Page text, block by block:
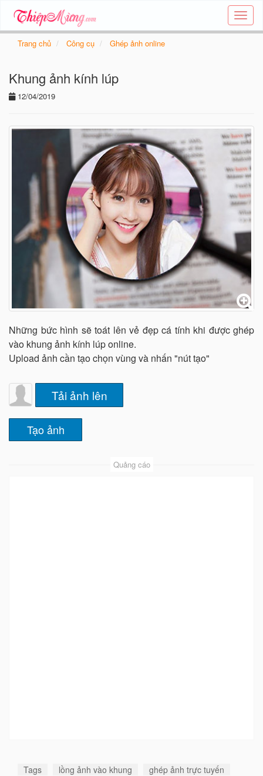
Tạo
thiệp
Trang chủ Công cụ Ghép ảnh online
Khung ảnh kính lúp
12/04/2019
Những bức hình sẽ toát lên vẻ đẹp cá tính khi được ghép
vào khung ảnh kính lúp online.
Upload ảnh cần tạo chọn vùng và nhấn "nút tạo"
Tải ảnh lên
Quảng cáo
Tags lồng ảnh vào khung
ghép ảnh trực tuyến